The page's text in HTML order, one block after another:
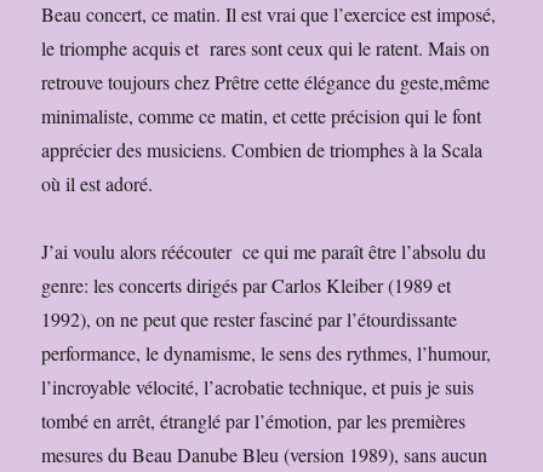
Beau concert, ce matin. Il est vrai que l’exercice est imposé,
le triomphe acquis et rares sont ceux qui le ratent. Mais on
retrouve toujours chez Prêtre cette élégance du geste,même
minimaliste, comme ce matin, et cette précision qui le font
apprécier des musiciens. Combien de triomphes à la Scala
où il est adoré.
J’ai voulu alors réécouter ce qui me paraît être l’absolu du
genre: les concerts dirigés par Carlos Kleiber (1989 et
1992), on ne peut que rester fasciné par l’étourdissante
performance, le dynamisme, le sens des rythmes, l’humour,
l’incroyable vélocité, l’acrobatie technique, et puis je suis
tombé en arrêt, étranglé par l’émotion, par les premières
mesures du Beau Danube Bleu (version 1989), sans aucun